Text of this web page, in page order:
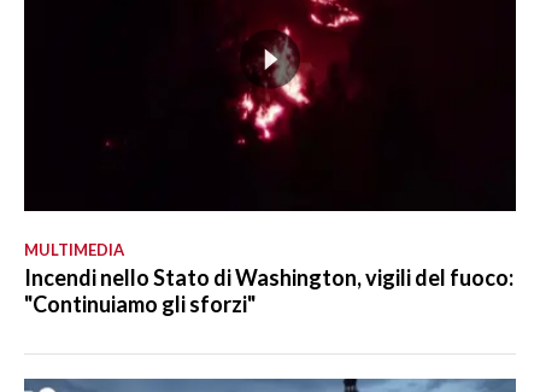
MULTIMEDIA
Incendi nello Stato di Washington, vigili del fuoco:
"Continuiamo gli sforzi"